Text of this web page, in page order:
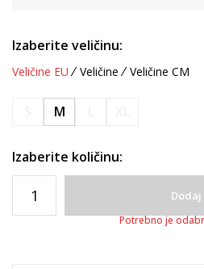
Izaberite veličinu:
Veličine EU Veličine Veličine CM
M
Izaberite količinu:
Potrebno je